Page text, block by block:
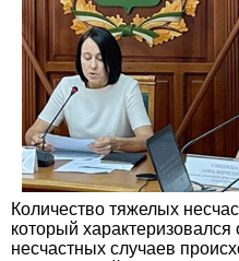
Количество тяжелых
который
несчастных случаев